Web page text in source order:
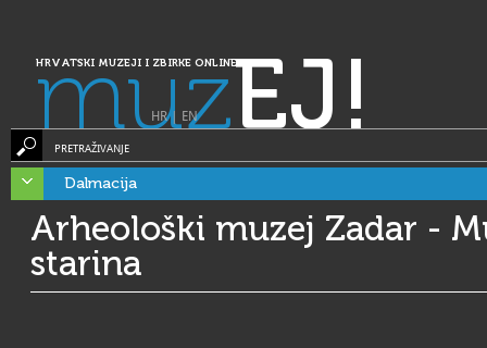
HRVATSKI MUZEJI I ZBIRKE ONLINE
muzEJ!
HR| EN
PRETRAŽIVANJE
Dalmacija
Arheološki muzej Zadar -
starina